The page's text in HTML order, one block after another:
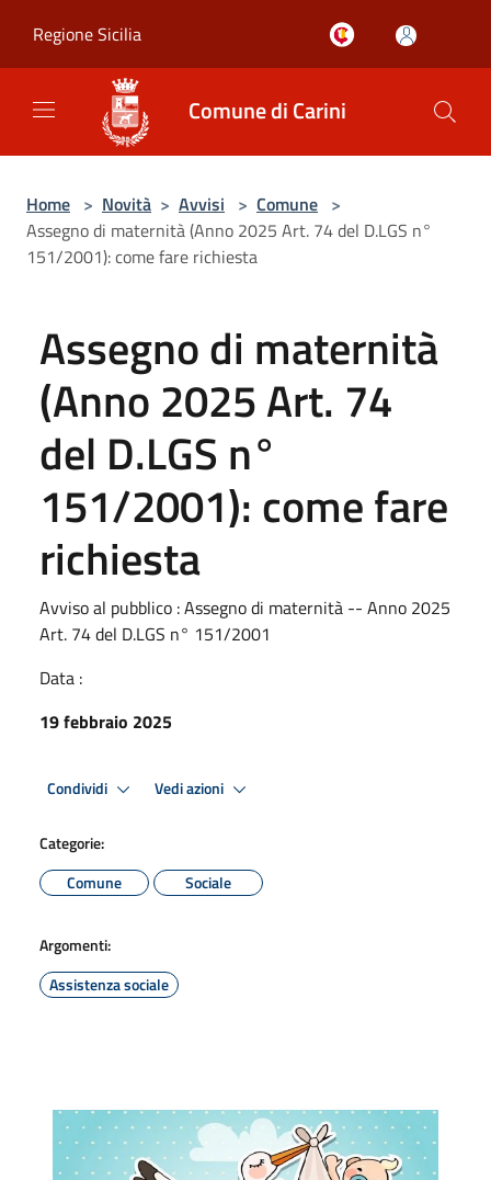
Regione Sicilia
Comune di Carini
Home > Novità > Avvisi > Comune >
Assegno di maternità (Anno 2025 Art. 74 del D.LGS n°
151/2001): come fare richiesta
Assegno di maternità
(Anno 2025 Art. 74
del D.LGS n°
151/2001): come fare
richiesta
Avviso al pubblico : Assegno di maternità -- Anno 2025
Art. 74 del D.LGS n° 151/2001
Data :
19 febbraio 2025
Condividi Vedi azioni
Categorie:
Comune
Sociale
Argomenti:
Assistenza sociale